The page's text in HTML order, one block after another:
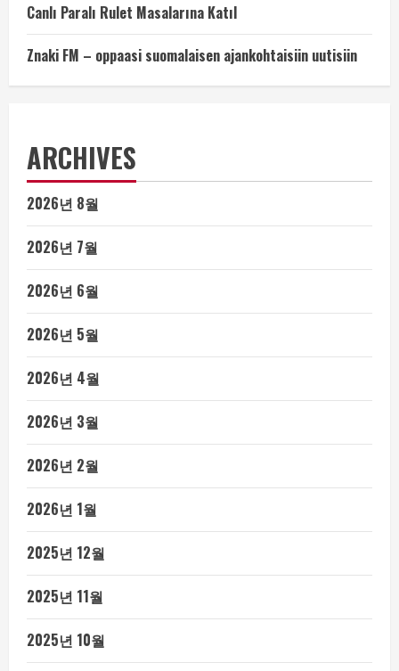
Canlı Paralı Rulet Masalarına Katıl
Znaki FM – oppaasi suomalaisen ajankohtaisiin uutisiin
ARCHIVES
2026년 8월
2026년 7월
2026년 6월
2026년 5월
2026년 4월
2026년 3월
2026년 2월
2026년 1월
2025년 12월
2025년 11월
2025년 10월